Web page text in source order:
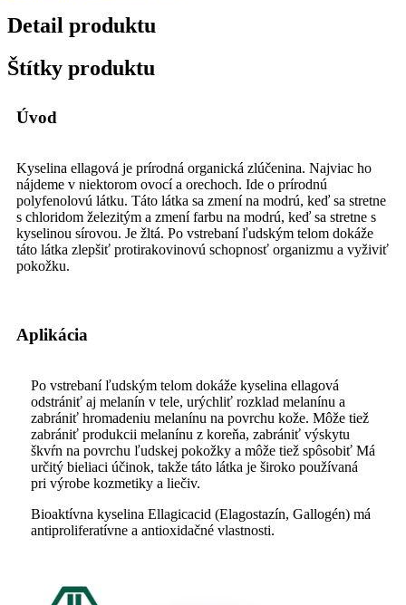
Detail produktu
Štítky produktu
Úvod
Kyselina ellagová je prírodná organická zlúčenina. Najviac ho
nájdeme v niektorom ovocí a orechoch. Ide o prírodnú
polyfenolovú látku. Táto látka sa zmení na modrú, keď sa stretne
s chloridom železitým a zmení farbu na modrú, keď sa stretne s
kyselinou sírovou. Je žltá. Po vstrebaní ľudským telom dokáže
táto látka zlepšiť protirakovinovú schopnosť organizmu a vyživiť
pokožku.
Aplikácia
Po vstrebaní ľudským telom dokáže kyselina ellagová
odstrániť aj melanín v tele, urýchliť rozklad melanínu a
zabrániť hromadeniu melanínu na povrchu kože. Môže tiež
zabrániť produkcii melanínu z koreňa, zabrániť výskytu
škvŕn na povrchu ľudskej pokožky a môže tiež spôsobiť Má
určitý bieliaci účinok, takže táto látka je široko používaná
pri výrobe kozmetiky a liečiv.
Bioaktívna kyselina Ellagicacid (Elagostazín, Gallogén) má
antiproliferatívne a antioxidačné vlastnosti.